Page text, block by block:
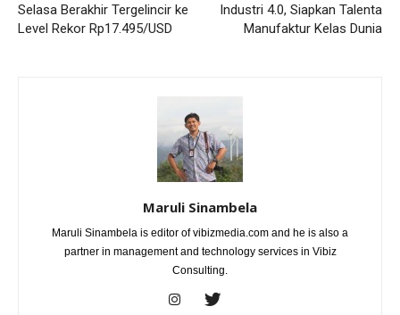
Selasa Berakhir Tergelincir ke
Level Rekor Rp17.495/USD
Industri 4.0, Siapkan Talenta
Manufaktur Kelas Dunia
Maruli Sinambela
Maruli Sinambela is editor of vibizmedia.com and he is also a
partner in management and technology services in Vibiz
Consulting.